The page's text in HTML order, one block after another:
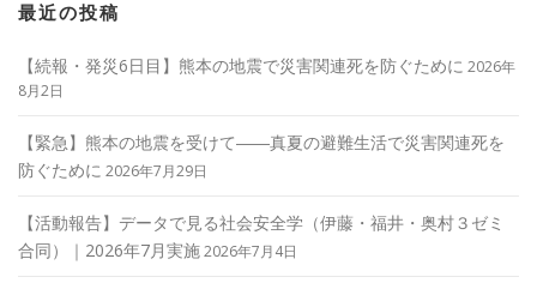
最近の投稿
【続報・発災6日目】熊本の地震で災害関連死を防ぐために 2026年
8月2日
【緊急】熊本の地震を受けて――真夏の避難生活で災害関連死を
防ぐために 2026年7月29日
【活動報告】データで見る社会安全学（伊藤・福井・奥村３ゼミ
合同）｜2026年7月実施2026年7月4日